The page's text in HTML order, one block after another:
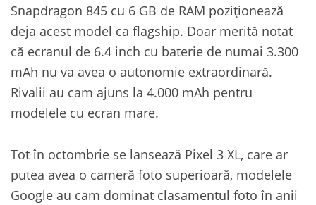
Snapdragon 845 cu 6 GB de RAM poziționează
deja acest model ca flagship. Doar merită notat
că ecranul de 6.4 inch cu baterie de numai 3.300
mAh nu va avea o autonomie extraordinară.
Rivalii au cam ajuns la 4.000 mAh pentru
modelele cu ecran mare.
Tot în octombrie se lansează Pixel 3 XL, care ar
putea avea o cameră foto superioară, modelele
Google au cam dominat clasamentul foto în anii